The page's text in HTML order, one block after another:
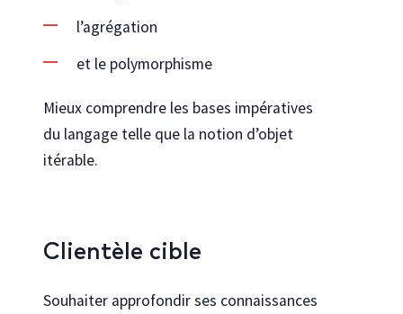
l’agrégation
et le polymorphisme
Mieux comprendre les bases impératives
du langage telle que la notion d’objet
itérable.
Clientèle cible
Souhaiter approfondir ses connaissances